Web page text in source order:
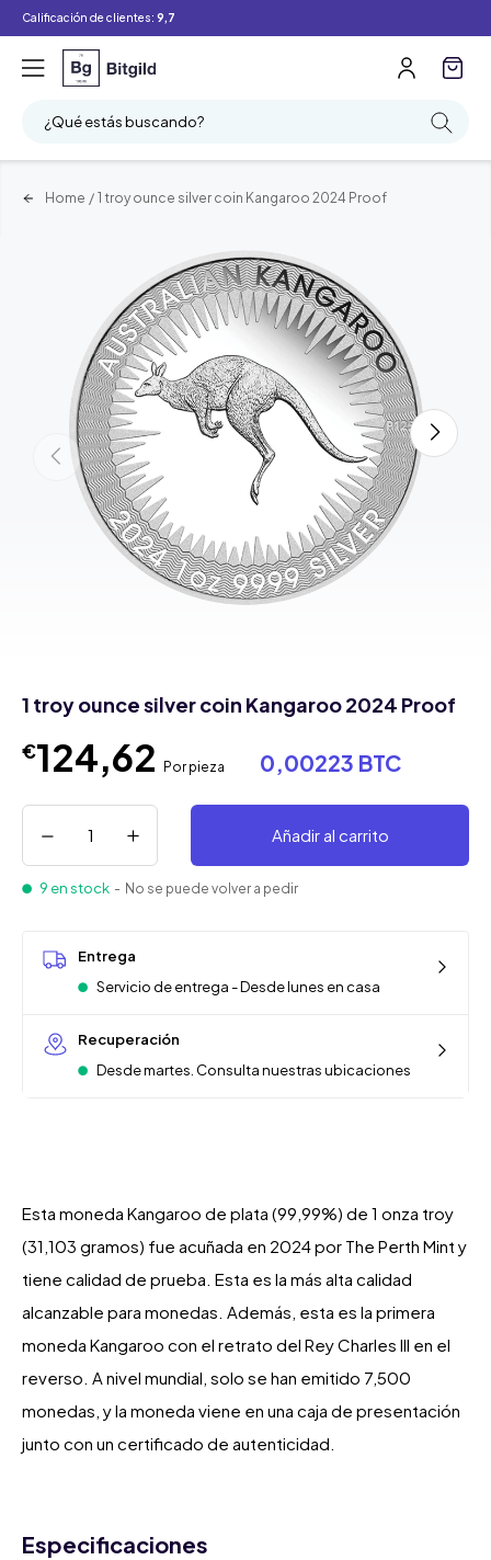
Calificación de clientes: 9,7
¿Qué estás buscando?
Home / 1 troy ounce silver coin Kangaroo 2024 Proof
1 troy ounce silver coin Kangaroo 2024 Proof
€124,62 Por pieza 0,00223 BTC
Añadir al carrito
9 en stock - No se puede volver a pedir
Entrega
Servicio de entrega - Desde lunes en casa
Recuperación
Desde martes. Consulta nuestras ubicaciones
Esta moneda Kangaroo de plata (99,99%) de 1 onza troy
(31,103 gramos) fue acuñada en 2024 por The Perth Mint y
tiene calidad de prueba. Esta es la más alta calidad
alcanzable para monedas. Además, esta es la primera
moneda Kangaroo con el retrato del Rey Charles III en el
reverso. A nivel mundial, solo se han emitido 7,500
monedas, y la moneda viene en una caja de presentación
junto con un certificado de autenticidad.
Especificaciones